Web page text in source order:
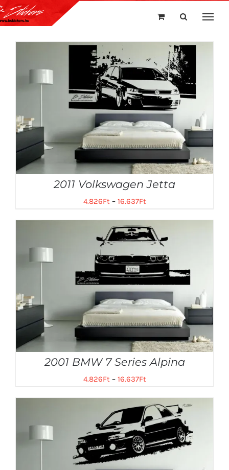
Kihagyás
2011 Volkswagen Jetta
4.826Ft– 16.637Ft
2001 BMW 7 Series Alpina
4.826Ft– 16.637Ft